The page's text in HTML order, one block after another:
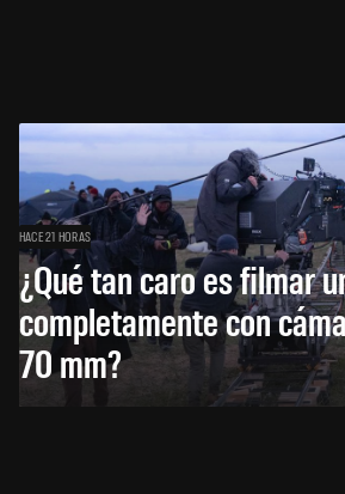
HACE 21 HORAS
¿Qué tan caro es filmar
completamente con
70 mm?